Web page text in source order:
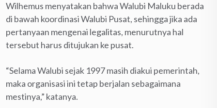
Wilhemus menyatakan bahwa Walubi Maluku berada
di bawah koordinasi Walubi Pusat, sehingga jika ada
pertanyaan mengenai legalitas, menurutnya hal
tersebut harus ditujukan ke pusat.
“Selama Walubi sejak 1997 masih diakui pemerintah,
maka organisasi ini tetap berjalan sebagaimana
mestinya,” katanya.